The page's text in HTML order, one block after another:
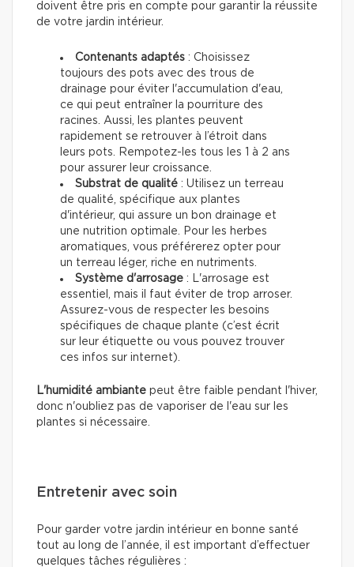
doivent être pris en compte pour garantir la réussite
de votre jardin intérieur.
Contenants adaptés : Choisissez
toujours des pots avec des trous de
drainage pour éviter l'accumulation d'eau,
ce qui peut entraîner la pourriture des
racines. Aussi, les plantes peuvent
rapidement se retrouver à l’étroit dans
leurs pots. Rempotez-les tous les 1 à 2 ans
pour assurer leur croissance.
Substrat de qualité : Utilisez un terreau
de qualité, spécifique aux plantes
d'intérieur, qui assure un bon drainage et
une nutrition optimale. Pour les herbes
aromatiques, vous préférerez opter pour
un terreau léger, riche en nutriments.
Système d'arrosage : L'arrosage est
essentiel, mais il faut éviter de trop arroser.
Assurez-vous de respecter les besoins
spécifiques de chaque plante (c’est écrit
sur leur étiquette ou vous pouvez trouver
ces infos sur internet).
L'humidité ambiante peut être faible pendant l'hiver,
donc n'oubliez pas de vaporiser de l'eau sur les
plantes si nécessaire.
Entretenir avec soin
Pour garder votre jardin intérieur en bonne santé
tout au long de l’année, il est important d’effectuer
quelques tâches régulières :